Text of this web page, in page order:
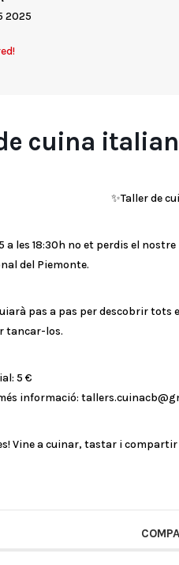
2025
cuina
✨Taller de
a les 18:30h no et perdis el
del Piemonte.
pas a pas per descobrir tots
tancar-los.
5 €
informació:
Vine a cuinar, tastar i